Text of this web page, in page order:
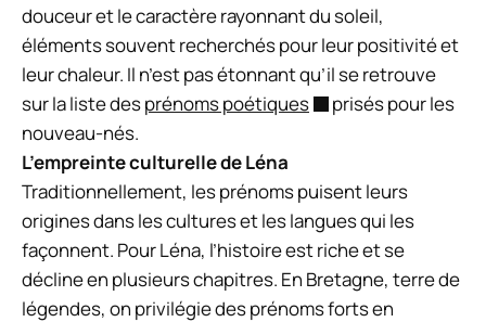
douceur et le caractère rayonnant du soleil,
éléments souvent recherchés pour leur positivité et
leur chaleur. Il n’est pas étonnant qu’il se retrouve
sur la liste desprénoms poétiques
prisés pour les
nouveau-nés.
L’empreinte culturelle de Léna
Traditionnellement, les prénoms puisent leurs
origines dans les cultures et les langues qui les
façonnent. Pour Léna, l’histoire est riche et se
décline en plusieurs chapitres. En Bretagne, terre de
légendes, on privilégie des prénoms forts en